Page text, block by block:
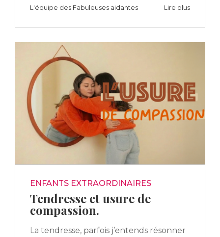
L'équipe des Fabuleuses aidantes Lire plus
ENFANTS EXTRAORDINAIRES
Tendresse et usure de
compassion.
La tendresse, parfois j’entends résonner